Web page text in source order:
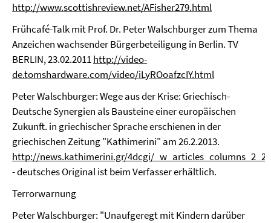
http://www.scottishreview.net/AFisher279.html
Frühcafé-Talk mit Prof. Dr. Peter Walschburger zum Thema
Anzeichen wachsender Bürgerbeteiligung in Berlin. TV
BERLIN, 23.02.2011http://video-
de.tomshardware.com/video/iLyROoafzcIY.html
Peter Walschburger: Wege aus der Krise: Griechisch-
Deutsche Synergien als Bausteine einer europäischen
Zukunft. in griechischer Sprache erschienen in der
griechischen Zeitung "Kathimerini" am 26.2.2013.
http://news.kathimerini.gr/4dcgi/
- deutsches Original ist beim Verfasser erhältlich.
Terrorwarnung
Peter Walschburger: "Unaufgeregt mit Kindern darüber